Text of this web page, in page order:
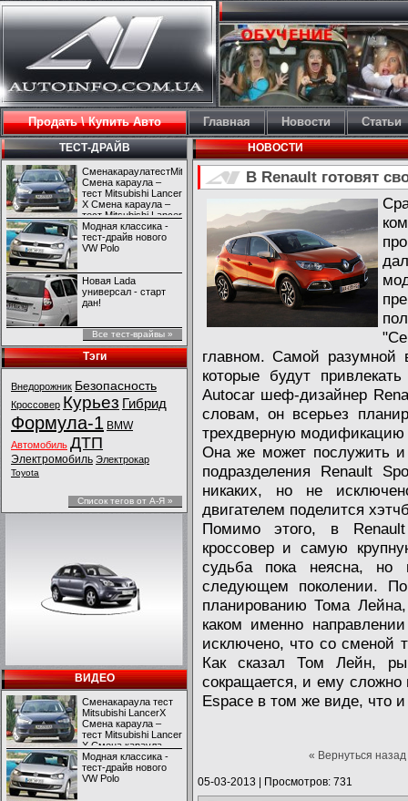
Продать \ Купить Авто Главная Новости Статьи
ТЕСТ-ДРАЙВ
СменакараулатестMitsubishiLancerX
Смена караула –
тест Mitsubishi Lancer
X Смена караула –
тест Mitsubishi Lancer
X
Модная классика -
тест-драйв нового
VW Polo
Новая Lada
универсал - старт
дан!
Все тест-врайвы »
Тэги
Внедорожник Безопасность
Кроссовер Курьез Гибрид
Формула-1 BMW
Автомобиль ДТП
Электромобиль Электрокар
Toyota
Список тегов от А-Я »
ВИДЕО
Сменакараула тест
Mitsubishi LancerX
Смена караула –
тест Mitsubishi Lancer
X Смена караула –
тест Mitsubishi Lancer
X
Модная классика -
тест-драйв нового
VW Polo
НОВОСТИ
В Renault готовят
главном. Самой разумной
которые будут
Autocar шеф-дизайнер
словам, он всерьез
трехдверную модификацию
Она же может послужить и
подразделения Renault
никаких, но не
двигателем поделится
Помимо этого, в
кроссовер и самую
судьба пока неясна, но
следующем поколении.
планированию Тома
каком именно
исключено, что со сменой
Как сказал Том Лейн,
сокращается, и ему сложно
Espace в том же виде, что
« Вернуться назад
05-03-2013 Просмотров: 731